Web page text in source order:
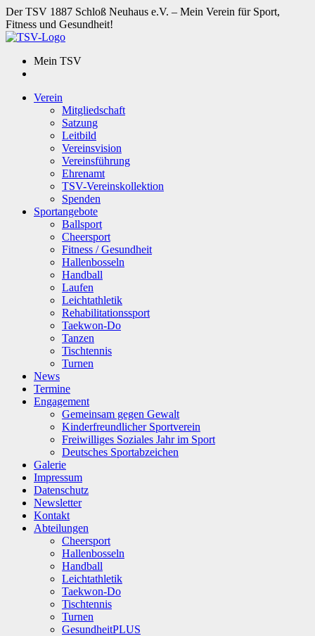
Der TSV 1887 Schloß Neuhaus e.V. – Mein Verein für Sport,
Fitness und Gesundheit!
Mein TSV
Verein
Mitgliedschaft
Satzung
Leitbild
Vereinsvision
Vereinsführung
Ehrenamt
TSV-Vereinskollektion
Spenden
Sportangebote
Ballsport
Cheersport
Fitness / Gesundheit
Hallenbosseln
Handball
Laufen
Leichtathletik
Rehabilitationssport
Taekwon-Do
Tanzen
Tischtennis
Turnen
News
Termine
Engagement
Gemeinsam gegen Gewalt
Kinderfreundlicher Sportverein
Freiwilliges Soziales Jahr im Sport
Deutsches Sportabzeichen
Galerie
Impressum
Datenschutz
Newsletter
Kontakt
Abteilungen
Cheersport
Hallenbosseln
Handball
Leichtathletik
Taekwon-Do
Tischtennis
Turnen
GesundheitPLUS